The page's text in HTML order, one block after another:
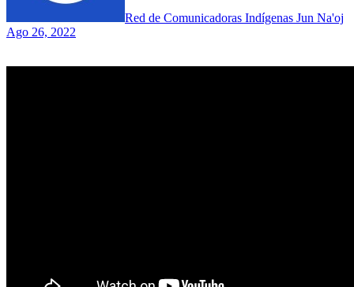
Red de Comunicadoras Indígenas Jun Na'oj
Ago 26, 2022